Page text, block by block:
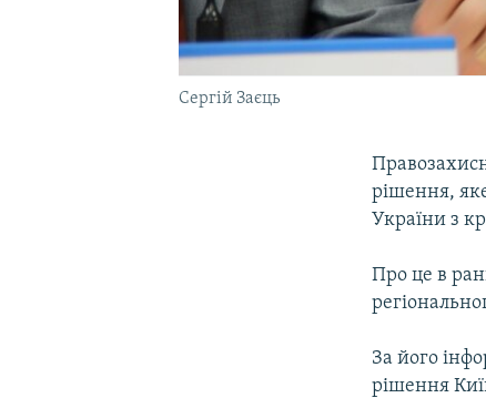
Сергій Заєць
рішення,
України з
Про це в
За його
рішення